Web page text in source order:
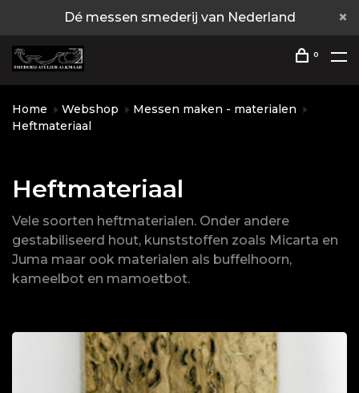
Dé messen smederij van Nederland
0
Home Webshop
Messen maken - materialen
Heftmateriaal
Heftmateriaal
Vele soorten heftmaterialen. Onder andere
gestabiliseerd hout, kunststoffen zoals Micarta en
Juma maar ook materialen als buffelhoorn,
kameelbot en mamoetbot.